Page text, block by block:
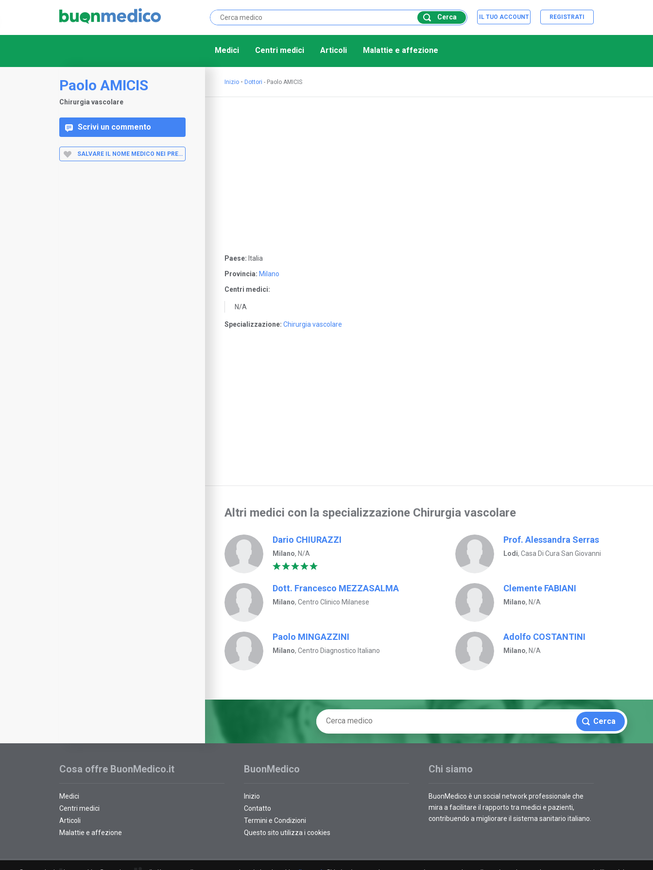
IL TUO ACCOUNT REGISTRATI
Cerca
Medici Centri medici Articoli Malattie e affezione
Paolo AMICIS
Chirurgia vascolare
Scrivi un commento
SALVARE IL NOME MEDICO NEI PREFERITI
Inizio - Dottori - Paolo AMICIS
Paese: Italia
Provincia: Milano
Centri medici:
N/A
Specializzazione: Chirurgia vascolare
Altri medici con la specializzazione Chirurgia vascolare
Dario CHIURAZZI
Milano, N/A
Dott. Francesco MEZZASALMA
Milano, Centro Clinico Milanese
Paolo MINGAZZINI
Milano, Centro Diagnostico Italiano
Prof. Alessandra Serras
Lodi, Casa Di Cura San Giovanni
Clemente FABIANI
Milano, N/A
Adolfo COSTANTINI
Milano, N/A
Cerca
Cosa offre BuonMedico.it
Medici
Centri medici
Articoli
Malattie e affezione
BuonMedico
Inizio
Contatto
Termini e Condizioni
Questo sito utilizza i cookies
Chi siamo
BuonMedico è un social network professionale che
mira a facilitare il rapporto tra medici e pazienti,
contribuendo a migliorare il sistema sanitario italiano.